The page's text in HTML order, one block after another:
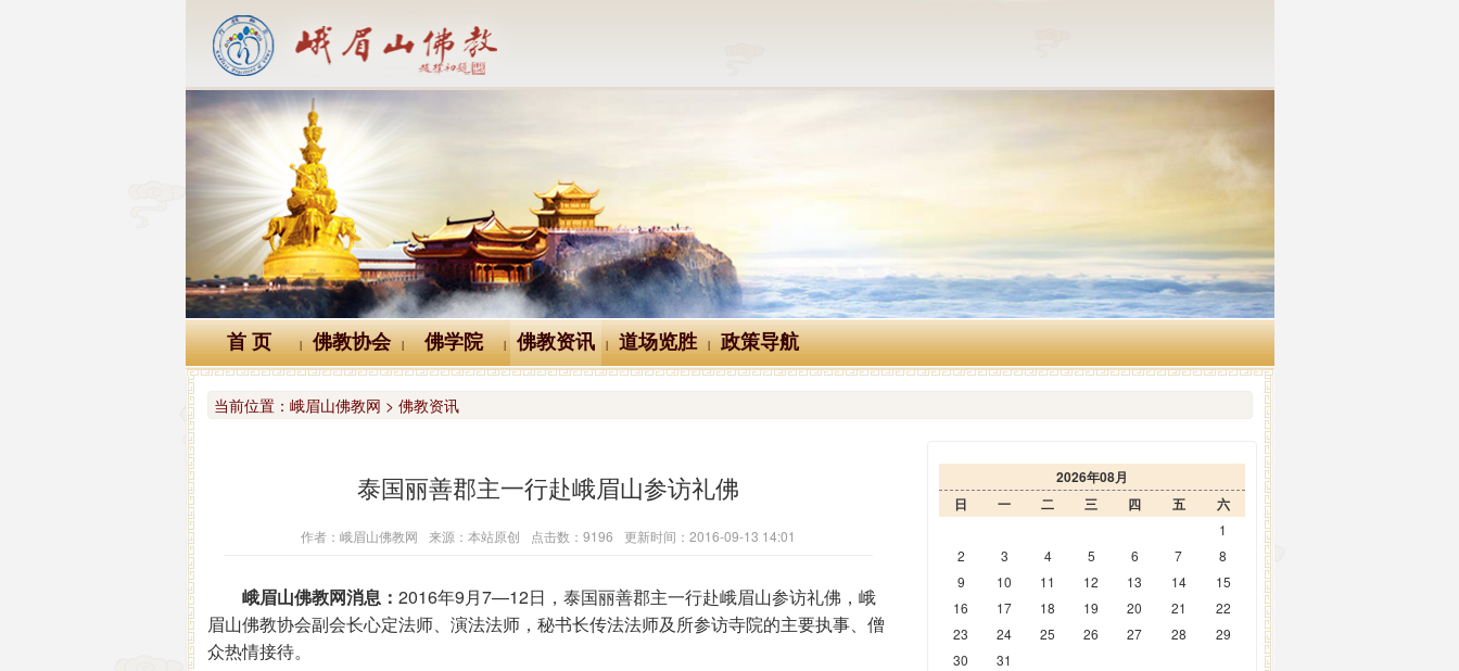
首 页 | 佛教协会 | 佛学院 | 佛教资讯 | 道场览胜 | 政策导航
当前位置： 峨眉山佛教网 > 佛教资讯
泰国丽善郡主一行赴峨眉山参访礼佛
作者：峨眉山佛教网 来源：本站原创 点击数：9196 更新时间：2016-09-13 14:01
峨眉山佛教网消息： 2016年9月7—12日，泰国丽善郡主一行赴峨眉山参访礼佛，峨
眉山佛教协会副会长心定法师、演法法师，秘书长传法法师及所参访寺院的主要执事、僧
众热情接待。
2026年08月
日
一 二 三 四 五 六
1
2
3 4 5 6 7
8
9
10 11 12 13 14
15
16
17 18 19 20 21
22
23
24 25 26 27 28
29
30
31